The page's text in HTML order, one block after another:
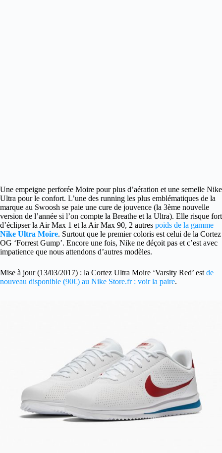
Une empeigne perforée Moire pour plus d’aération et une semelle Nike
Ultra pour le confort. L’une des running les plus emblématiques de la
marque au Swoosh se paie une cure de jouvence (la 3ème nouvelle
version de l’année si l’on compte la Breathe et la Ultra). Elle risque fort
d’éclipser la Air Max 1 et la Air Max 90, 2 autres poids de la gamme
Nike Ultra Moire. Surtout que le premier coloris est celui de la Cortez
OG ‘Forrest Gump’. Encore une fois, Nike ne déçoit pas et c’est avec
impatience que nous attendons d’autres modèles.
Mise à jour (13/03/2017) : la Cortez Ultra Moire ‘Varsity Red’ est de
nouveau disponible (90€) au Nike Store.fr : voir la paire.